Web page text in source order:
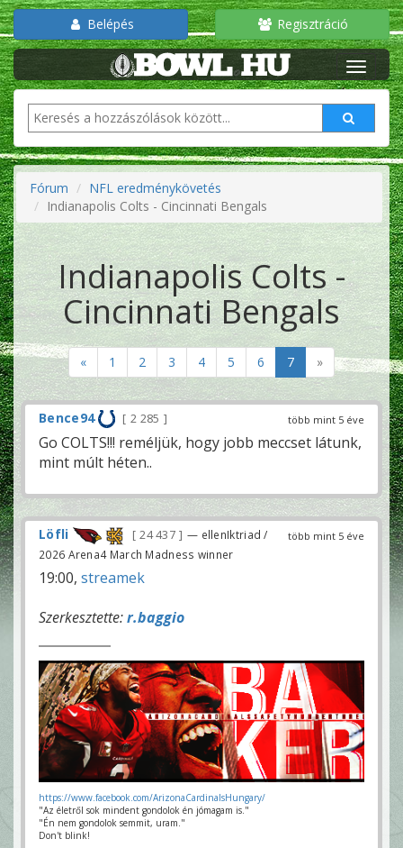
Belépés Regisztráció
Fórum
NFL eredménykövetés
Indianapolis Colts - Cincinnati Bengals
Indianapolis Colts -
Cincinnati Bengals
« 1 2 3 4 5 6 7 »
több mint 5 éve
Bence94 2 285
Go COLTS!!! reméljük, hogy jobb meccset látunk,
mint múlt héten..
több mint 5 éve
Löfli 24 437
— ellenIktriad /
2026 Arena4 March Madness winner
19:00, streamek
Szerkesztette:r.baggio
https://www.facebook.com/ArizonaCardinalsHungary/
"Az életről sok mindent gondolok én jómagam is."
"Én nem gondolok semmit, uram."
Don't blink!